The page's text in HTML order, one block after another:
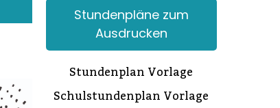
Stundenpläne zum
Ausdrucken
Stundenplan Vorlage
Schulstundenplan Vorlage